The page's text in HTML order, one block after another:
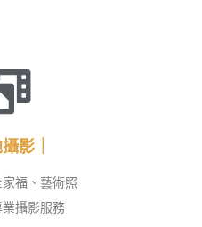
影｜
福、藝術照
攝影服務